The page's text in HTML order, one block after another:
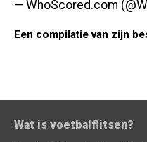
— WhoScored.com
Een compilatie van zijn
Wat is voetbalflitsen?